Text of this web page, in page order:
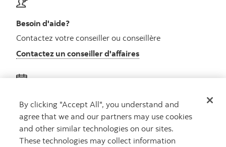
Besoin d'aide?
Contactez votre conseiller ou conseillère
Contactez un conseiller d'affaires
Obtenez des conseils
Rencontrez un conseiller
Prenez rendez-vous
By clicking "Accept All", you understand and
agree that we and our partners may use cookies
and other similar technologies on our sites.
These technologies may collect information